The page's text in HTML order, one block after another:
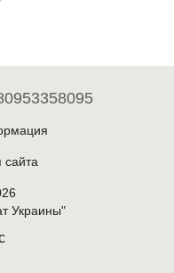
сайта
Украины"